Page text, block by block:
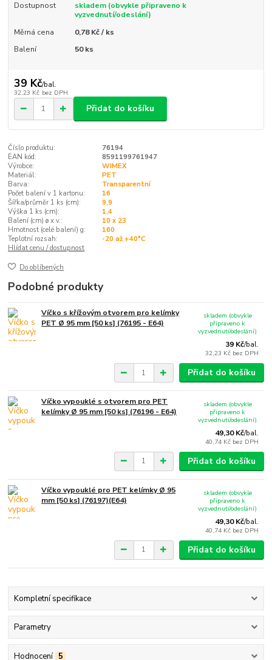
Dostupnost
skladem (obvykle připraveno k
vyzvednutí/odeslání)
Měrná cena
0,78 Kč / ks
Balení
50 ks
39 Kč/bal.
32,23 Kč bez DPH
Přidat do košíku
Číslo produktu:
76194
EAN kód:
8591199761947
Výrobce:
WIMEX
Materiál:
PET
Barva:
Transparentní
Počet balení v 1 kartonu:
16
Šířka/průměr 1 ks (cm):
9,9
Výška 1 ks (cm):
1,4
Balení (cm) ø x v.:
10 x 23
Hmotnost (celé balení) g:
160
Teplotní rozsah:
-20 až +40°C
Hlídat cenu / dostupnost
Do oblíbených
Podobné produkty
Víčko s křížovým otvorem pro kelímky
PET Ø 95 mm [50 ks] (76195 - E64)
39 Kč/bal.
32,23 Kč bez DPH
skladem (obvykle
připraveno k
vyzvednutí/odeslání)
Přidat do košíku
Víčko vypouklé s otvorem pro PET
kelímky Ø 95 mm [50 ks] (76196 - E64)
49,30 Kč/bal.
40,74 Kč bez DPH
skladem (obvykle
připraveno k
vyzvednutí/odeslání)
Přidat do košíku
Víčko vypouklé pro PET kelímky Ø 95
mm [50 ks] (76197)(E64)
49,30 Kč/bal.
40,74 Kč bez DPH
skladem (obvykle
připraveno k
vyzvednutí/odeslání)
Přidat do košíku
Kompletní specifikace
Parametry
Hodnocení 5